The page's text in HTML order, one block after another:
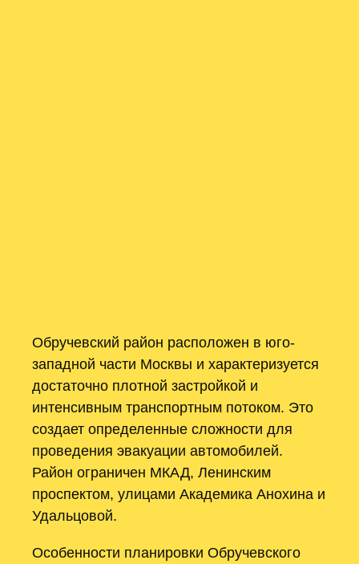
Обручевский район расположен в юго-
западной части Москвы и характеризуется
достаточно плотной застройкой и
интенсивным транспортным потоком. Это
создает определенные сложности для
проведения эвакуации автомобилей.
Район ограничен МКАД, Ленинским
проспектом, улицами Академика Анохина и
Удальцовой.
Особенности планировки Обручевского